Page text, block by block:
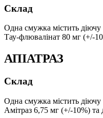
Склад
Одна смужка містить діючу
Тау-флювалінат 80 мг (+/-
АПІАТРАЗ
Склад
Одна смужка містить діючу
Амітраз 6,75 мг (+/-10%)